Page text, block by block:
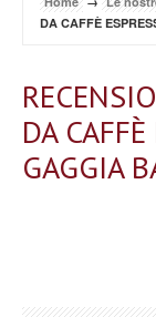
DA CAFFÈ
DA
GAGGIA